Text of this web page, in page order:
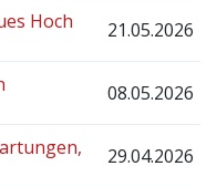
Hoch 21.05.2026
08.05.2026
29.04.2026